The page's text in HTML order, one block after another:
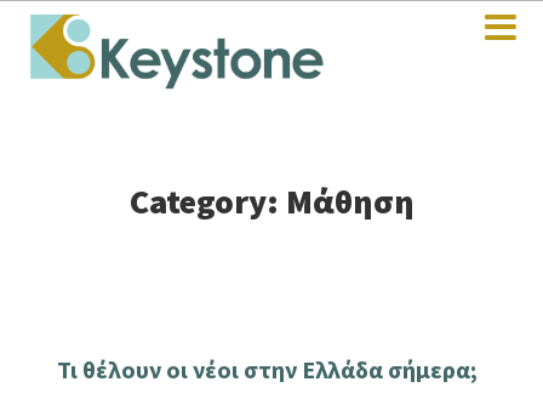
Category: Μάθηση
Τι θέλουν οι νέοι στην Ελλάδα σήμερα;